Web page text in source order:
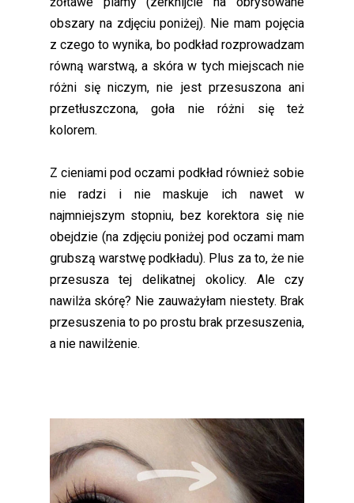
obszary na zdjęciu poniżej). Nie mam pojęcia
z czego to wynika, bo podkład rozprowadzam
równą warstwą, a skóra w tych miejscach nie
różni się niczym, nie jest przesuszona ani
przetłuszczona, goła nie różni się też
kolorem.
Z cieniami pod oczami podkład również sobie
nie radzi i nie maskuje ich nawet w
najmniejszym stopniu, bez korektora się nie
obejdzie (na zdjęciu poniżej pod oczami mam
grubszą warstwę podkładu). Plus za to, że nie
przesusza tej delikatnej okolicy. Ale czy
nawilża skórę? Nie zauważyłam niestety. Brak
przesuszenia to po prostu brak przesuszenia,
a nie nawilżenie.